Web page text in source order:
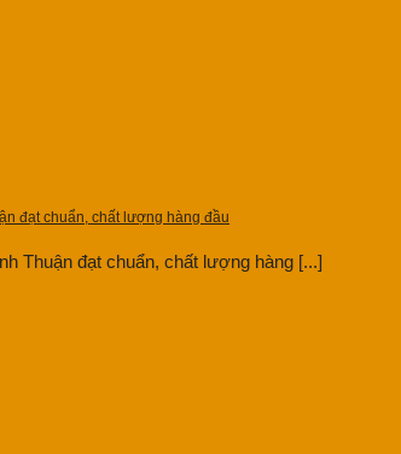
đạt chuẩn, chất lượng hàng đầu
Thuận đạt chuẩn, chất lượng hàng [...]